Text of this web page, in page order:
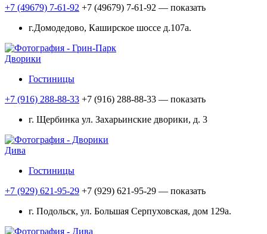
+7 (49679) 7-61-92 +7 (49679) 7-61-92 — показать
г.Домодедово, Каширское шоссе д.107а.
Дворики
Гостиницы
+7 (916) 288-88-33 +7 (916) 288-88-33 — показать
г. Щербинка ул. Захарьинские дворики, д. 3
Дива
Гостиницы
+7 (929) 621-95-29 +7 (929) 621-95-29 — показать
г. Подольск, ул. Большая Серпуховская, дом 129а.